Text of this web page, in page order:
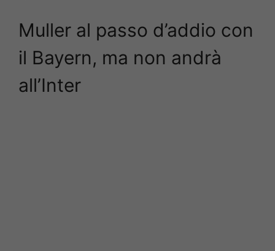
Muller al passo d’addio con
il Bayern, ma non andrà
all’Inter